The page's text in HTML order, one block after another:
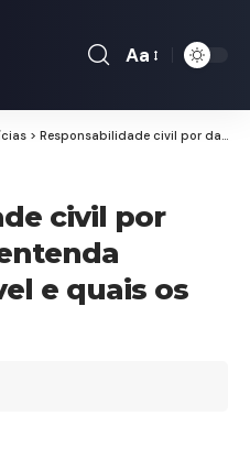
Font
Aa
> Responsabilidade civil por danos morais: entenda quando é cabível e quais os critérios legais
civil por
e quais os